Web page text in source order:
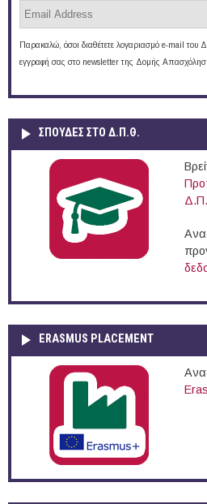
Παρακαλώ, όσοι διαθέτετε λογαριασμό e-mail του
εγγραφή σας στο newsletter της Δομής
ΣΠΟΥΔΈΣ ΣΤΟ Δ.Π.Θ.
ERASMUS PLACEMENT